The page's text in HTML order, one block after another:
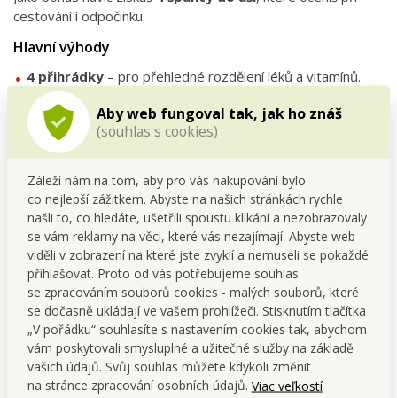
Aby web fungoval tak, jak ho znáš
(souhlas s cookies)
Záleží nám na tom, aby pro vás nakupování bylo
co nejlepší zážitkem. Abyste na našich stránkách rychle
našli to, co hledáte, ušetřili spoustu klikání a nezobrazovaly
se vám reklamy na věci, které vás nezajímají. Abyste web
viděli v zobrazení na které jste zvyklí a nemuseli se pokaždé
přihlašovat. Proto od vás potřebujeme souhlas
se zpracováním souborů cookies - malých souborů, které
se dočasně ukládají ve vašem prohlížeči. Stisknutím tlačítka
„V pořádku“ souhlasíte s nastavením cookies tak, abychom
vám poskytovali smysluplné a užitečné služby na základě
vašich údajů. Svůj souhlas můžete kdykoli změnit
na stránce zpracování osobních údajů. Viac veľkostí
cestování i odpočinku.
Hlavní výhody
4 přihrádky – pro přehledné rozdělení léků a vitamínů.
Kompaktní rozměry
cestovní tašky.
Bonus v balení– 4 měkké špunty do uší zdarma.
Univerzální použití
Technické parametry
Materiál:odolný plast (bez BPA)
Rozměry:průměr 6,5 cm × výška 3,5 cm
Obsah balení:zásobník + 4 špunty do uší
Údržba
Zásobník pravidelně oplachuj vlažnou vodou a nech dobře
uschnout. Nevystavuj přímému slunci či vysokým teplotám.
Tipy